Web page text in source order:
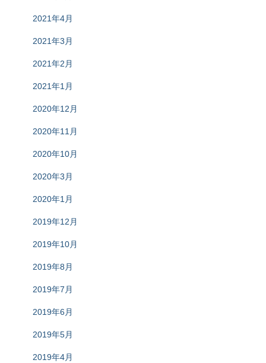
2021年4月
2021年3月
2021年2月
2021年1月
2020年12月
2020年11月
2020年10月
2020年3月
2020年1月
2019年12月
2019年10月
2019年8月
2019年7月
2019年6月
2019年5月
2019年4月